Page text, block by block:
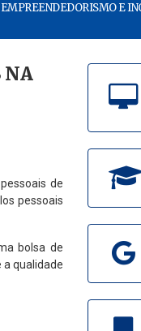
EMPREENDEDORISMO E
NA
de
pessoais
bolsa de
qualidade